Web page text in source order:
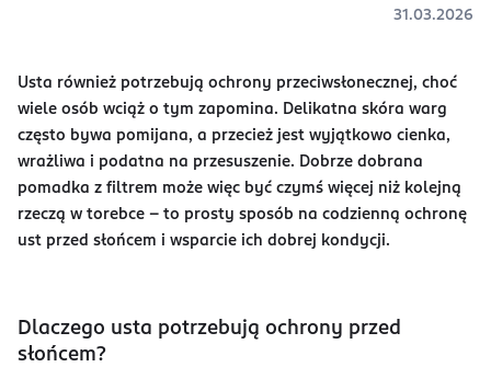
31.03.2026
Usta również potrzebują ochrony przeciwsłonecznej, choć
wiele osób wciąż o tym zapomina. Delikatna skóra warg
często bywa pomijana, a przecież jest wyjątkowo cienka,
wrażliwa i podatna na przesuszenie. Dobrze dobrana
pomadka z filtrem może więc być czymś więcej niż kolejną
rzeczą w torebce – to prosty sposób na codzienną ochronę
ust przed słońcem i wsparcie ich dobrej kondycji.
Dlaczego usta potrzebują ochrony przed
słońcem?